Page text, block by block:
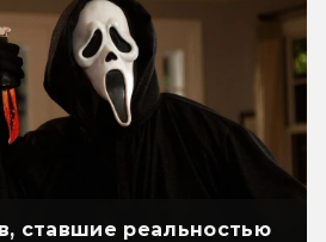
ставшие реальностью